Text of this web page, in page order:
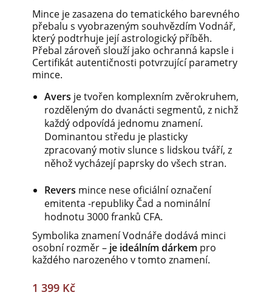
Mince je zasazena do tematického barevného
přebalu s vyobrazeným souhvězdím Vodnář,
který podtrhuje její astrologický příběh.
Přebal zároveň slouží jako ochranná kapsle i
Certifikát autentičnosti potvrzující parametry
mince.
Avers je tvořen komplexním zvěrokruhem,
rozděleným do dvanácti segmentů, z nichž
každý odpovídá jednomu znamení.
Dominantou středu je plasticky
zpracovaný motiv slunce s lidskou tváří, z
něhož vycházejí paprsky do všech stran.
Revers mince nese oficiální označení
emitenta -republiky Čad a nominální
hodnotu 3000 franků CFA.
Symbolika znamení Vodnáře dodává minci
osobní rozměr – je ideálním dárkem pro
každého narozeného v tomto znamení.
1 399 Kč